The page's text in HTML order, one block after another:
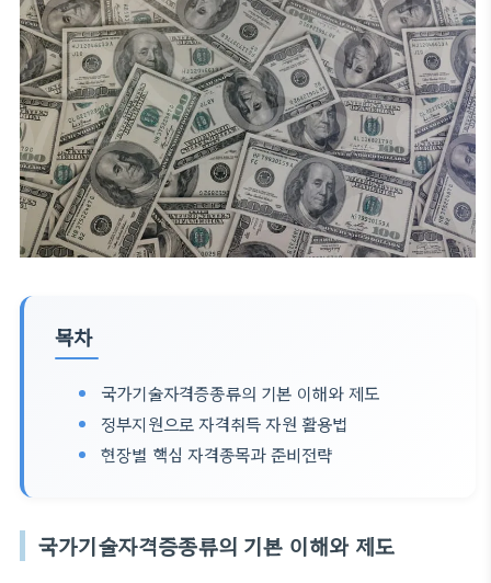
목차
국가기술자격증종류의 기본 이해와 제도
정부지원으로 자격취득 자원 활용법
현장별 핵심 자격종목과 준비전략
국가기술자격증종류의 기본 이해와 제도